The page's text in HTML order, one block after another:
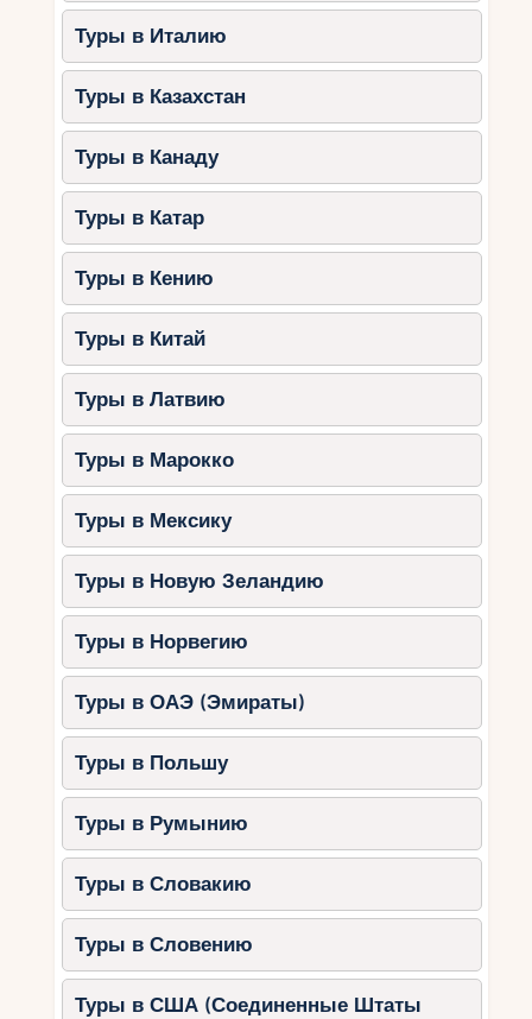
Туры в Италию
Туры в Казахстан
Туры в Канаду
Туры в Катар
Туры в Кению
Туры в Китай
Туры в Латвию
Туры в Марокко
Туры в Мексику
Туры в Новую Зеландию
Туры в Норвегию
Туры в ОАЭ (Эмираты)
Туры в Польшу
Туры в Румынию
Туры в Словакию
Туры в Словению
Туры в США (Соединенные Штаты